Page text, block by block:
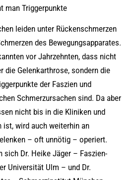
man Triggerpunkte
leiden unter Rückenschmerzen
des Bewegungsapparates.
vor Jahrzehnten, dass nicht
die Gelenkarthrose, sondern die
der Faszien und
Schmerzursachen sind. Da aber
nicht bis in die Kliniken und
ist, wird auch weiterhin an
– oft unnötig – operiert.
sich Dr. Heike Jäger – Faszien-
Universität Ulm – und Dr.